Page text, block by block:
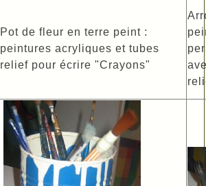
Pot de fleur en terre peint :
peintures acryliques et tubes
relief pour écrire "Crayons"